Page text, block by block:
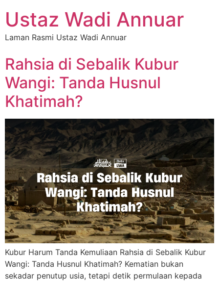
Ustaz Wadi Annuar
Laman Rasmi Ustaz Wadi Annuar
Rahsia di Sebalik Kubur
Wangi: Tanda Husnul
Khatimah?
Kubur Harum Tanda Kemuliaan Rahsia di Sebalik Kubur
Wangi: Tanda Husnul Khatimah? Kematian bukan
sekadar penutup usia, tetapi detik permulaan kepada